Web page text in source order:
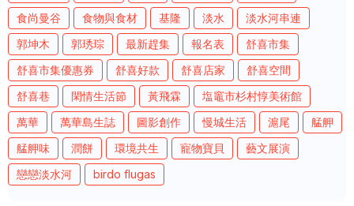
食尚曼谷
食物與食材 基隆 淡水
淡水河串連
郭坤木
郭琇琮 最新趕集 報名表
舒喜市集
舒喜市集優惠券
舒喜好款 舒喜店家
舒喜空間
舒喜巷
閑情生活節 黃飛霖
塩竈市杉村惇美術館
萬華
萬華島生誌 圖影創作 慢城生活 滬尾
艋舺
艋舺味
潤餅 環境共生 寵物寶貝
藝文展演
戀戀淡水河
birdo flugas